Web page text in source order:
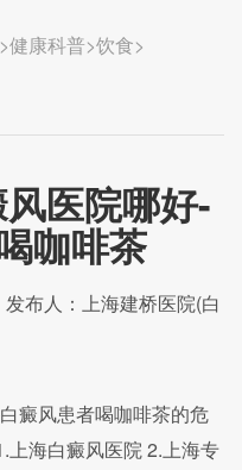
>健康科普>饮食>
医院哪好-
咖啡茶
发布人：上海建桥医院(白
风患者喝咖啡茶的危
海白癜风医院 2.上海专